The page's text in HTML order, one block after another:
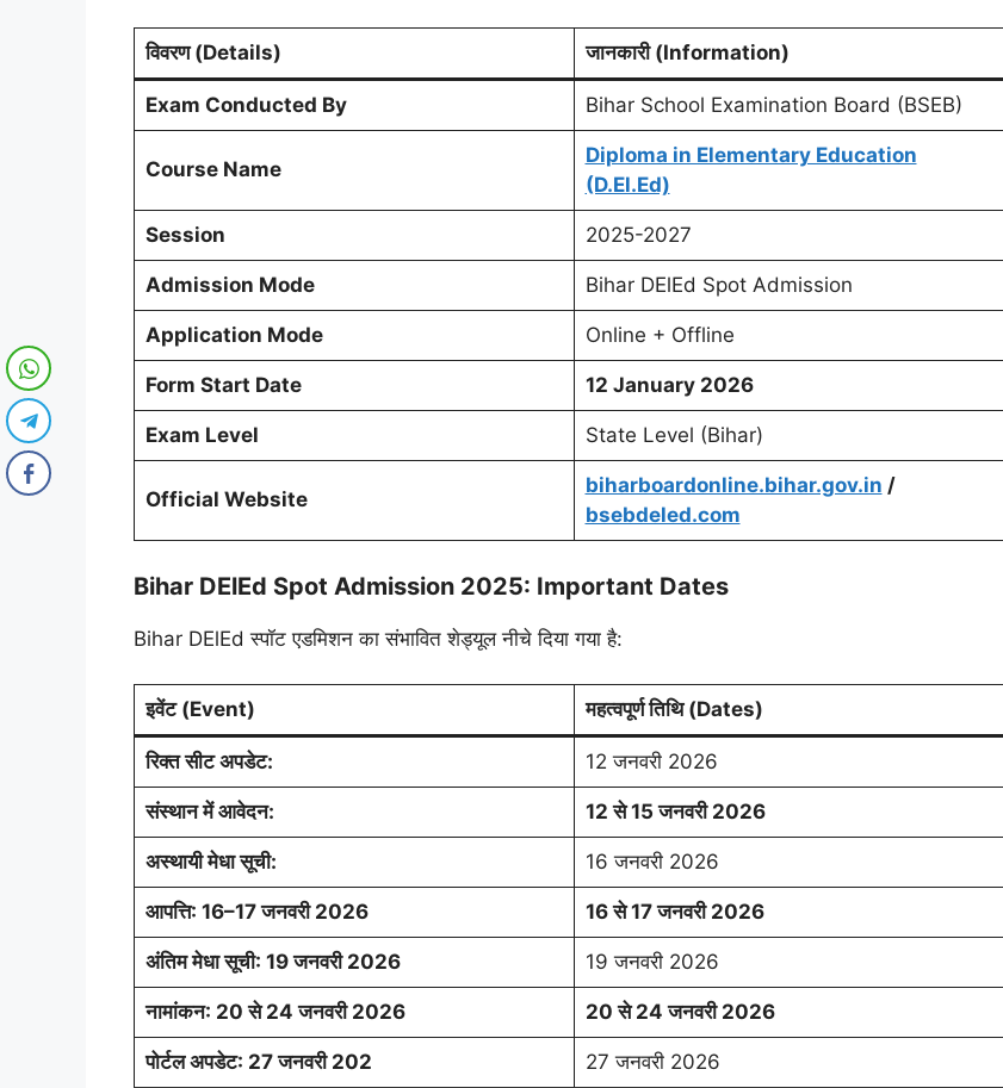
विवरण (Details) जानकारी (Information)
Exam Conducted By Bihar School Examination Board (BSEB)
Course Name
Diploma in Elementary Education
(D.El.Ed)
Session 2025-2027
Admission Mode Bihar DElEd Spot Admission
Application Mode Online + Offline
Form Start Date 12 January 2026
Exam Level State Level (Bihar)
Official Website
biharboardonline.bihar.gov.in /
bsebdeled.com
Bihar DElEd Spot Admission 2025: Important Dates
Bihar DElEd स्पॉट एडमिशन का संभावित शेड्यूल नीचे दिया गया है:
इवेंट (Event) महत्वपूर्ण तिथि (Dates)
रिक्त सीट अपडेट: 12 जनवरी 2026
संस्थान में आवेदन: 12 से 15 जनवरी 2026
अस्थायी मेधा सूची: 16 जनवरी 2026
आपत्ति: 16–17 जनवरी 2026 16 से 17 जनवरी 2026
अंतिम मेधा सूची: 19 जनवरी 2026 19 जनवरी 2026
नामांकन: 20 से 24 जनवरी 2026 20 से 24 जनवरी 2026
पोर्टल अपडेट: 27 जनवरी 202 27 जनवरी 2026